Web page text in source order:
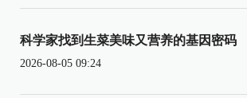
科学家找到生菜美味又营养的基因密码
2026-08-05 09:24